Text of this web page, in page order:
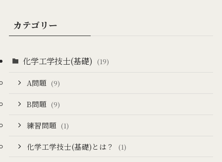
カテゴリー
化学工学技士(基礎) (19)
A問題 (9)
B問題 (9)
練習問題 (1)
化学工学技士(基礎)とは？ (1)